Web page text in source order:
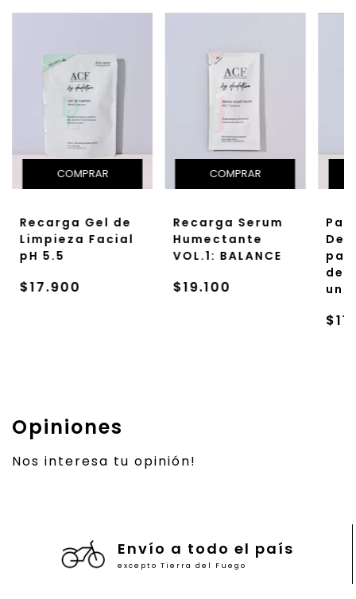
Recarga Gel de
Limpieza Facial
pH 5.5
$17.900
Recarga Serum
Humectante
VOL.1: BALANCE
$19.100
de
Opiniones
Nos interesa tu opinión!
Envío a todo el país
excepto Tierra del Fuego